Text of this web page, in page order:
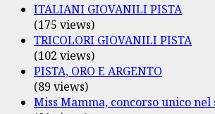
ITALIANI GIOVANILI PISTA
(175 views)
TRICOLORI GIOVANILI PISTA
(102 views)
PISTA, ORO E ARGENTO
(89 views)
Miss Mamma, concorso unico nel